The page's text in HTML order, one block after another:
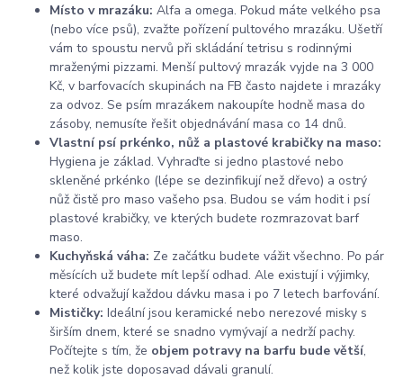
Místo v mrazáku: Alfa a omega. Pokud máte velkého psa
(nebo více psů), zvažte pořízení pultového mrazáku. Ušetří
vám to spoustu nervů při skládání tetrisu s rodinnými
mraženými pizzami. Menší pultový mrazák vyjde na 3 000
Kč, v barfovacích skupinách na FB často najdete i mrazáky
za odvoz. Se psím mrazákem nakoupíte hodně masa do
zásoby, nemusíte řešit objednávání masa co 14 dnů.
Vlastní psí prkénko, nůž a plastové krabičky na maso:
Hygiena je základ. Vyhraďte si jedno plastové nebo
skleněné prkénko (lépe se dezinfikují než dřevo) a ostrý
nůž čistě pro maso vašeho psa. Budou se vám hodit i psí
plastové krabičky, ve kterých budete rozmrazovat barf
maso.
Kuchyňská váha: Ze začátku budete vážit všechno. Po pár
měsících už budete mít lepší odhad. Ale existují i výjimky,
které odvažují každou dávku masa i po 7 letech barfování.
Mističky: Ideální jsou keramické nebo nerezové misky s
širším dnem, které se snadno vymývají a nedrží pachy.
Počítejte s tím, že objem potravy na barfu bude větší,
než kolik jste doposavad dávali granulí.